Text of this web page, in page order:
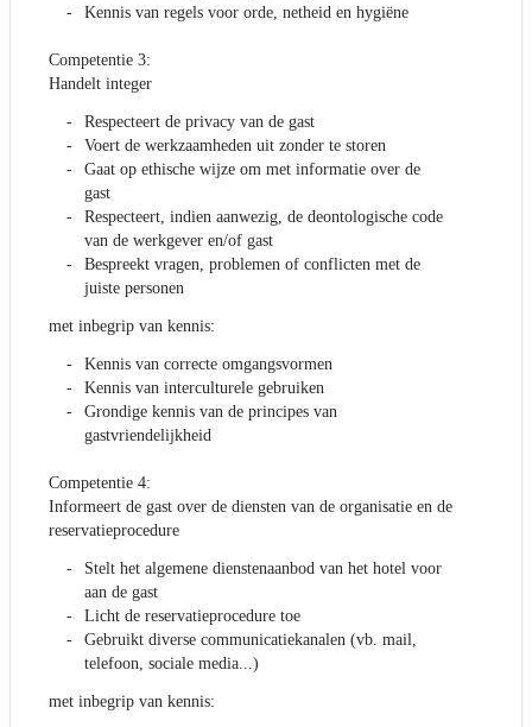
Kennis van regels voor orde, netheid en hygiëne
Competentie 3:
Handelt integer
Respecteert de privacy van de gast
Voert de werkzaamheden uit zonder te storen
Gaat op ethische wijze om met informatie over de
gast
Respecteert, indien aanwezig, de deontologische code
van de werkgever en/of gast
Bespreekt vragen, problemen of conflicten met de
juiste personen
met inbegrip van kennis:
Kennis van correcte omgangsvormen
Kennis van interculturele gebruiken
Grondige kennis van de principes van
gastvriendelijkheid
Competentie 4:
Informeert de gast over de diensten van de organisatie en de
reservatieprocedure
Stelt het algemene dienstenaanbod van het hotel voor
aan de gast
Licht de reservatieprocedure toe
Gebruikt diverse communicatiekanalen (vb. mail,
telefoon, sociale media...)
met inbegrip van kennis: